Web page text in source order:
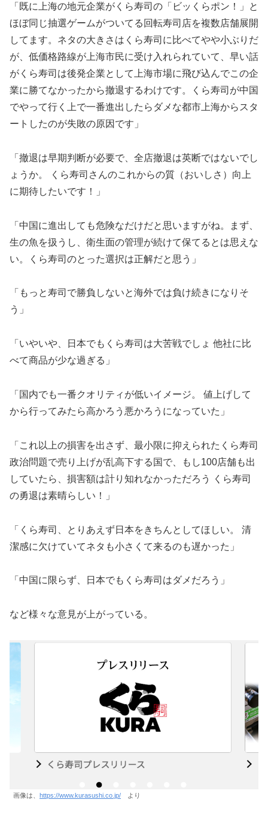
「既に上海の地元企業がくら寿司の「ビッくらポン！」と
ほぼ同じ抽選ゲームがついてる回転寿司店を複数店舗展開
してます。ネタの大きさはくら寿司に比べてやや小ぶりだ
が、低価格路線が上海市民に受け入れられていて、早い話
がくら寿司は後発企業として上海市場に飛び込んでこの企
業に勝てなかったから撤退するわけです。くら寿司が中国
でやって行く上で一番進出したらダメな都市上海からスタ
ートしたのが失敗の原因です」
「撤退は早期判断が必要で、全店撤退は英断ではないでし
ょうか。 くら寿司さんのこれからの質（おいしさ）向上
に期待したいです！」
「中国に進出しても危険なだけだと思いますがね。まず、
生の魚を扱うし、衛生面の管理が続けて保てるとは思えな
い。くら寿司のとった選択は正解だと思う」
「もっと寿司で勝負しないと海外では負け続きになりそ
う」
「いやいや、日本でもくら寿司は大苦戦でしょ 他社に比
べて商品が少な過ぎる」
「国内でも一番クオリティが低いイメージ。 値上げして
から行ってみたら高かろう悪かろうになっていた」
「これ以上の損害を出さず、最小限に抑えられたくら寿司
政治問題で売り上げが乱高下する国で、もし100店舗も出
していたら、損害額は計り知れなかっただろう くら寿司
の勇退は素晴らしい！」
「くら寿司、とりあえず日本をきちんとしてほしい。 清
潔感に欠けていてネタも小さくて来るのも遅かった」
「中国に限らず、日本でもくら寿司はダメだろう」
など様々な意見が上がっている。
画像は、 https://www.kurasushi.co.jp/ より